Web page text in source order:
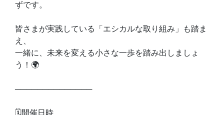
ずです。
皆さまが実践している「エシカルな取り組み」も踏ま
え、
一緒に、未来を変える小さな一歩を踏み出しましょ
う！🌍
──────────────
🗓開催日時